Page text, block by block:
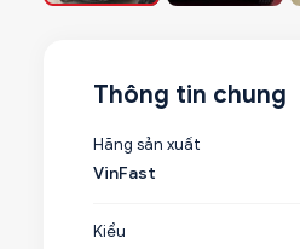
Thông tin chung
Hãng sản xuất
VinFast
Kiểu